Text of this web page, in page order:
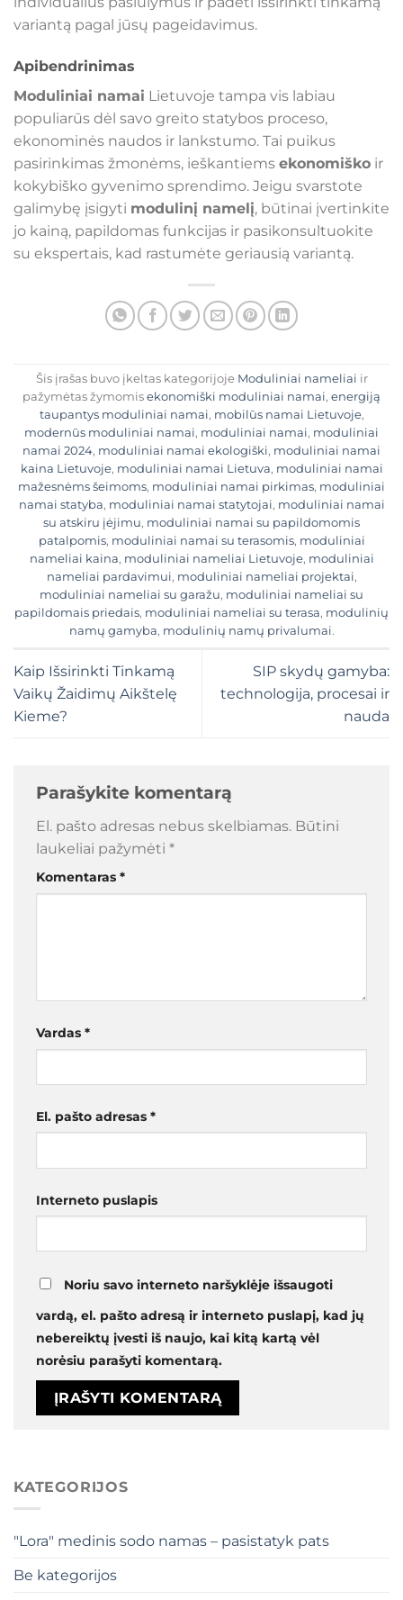
variantą pagal jūsų pageidavimus.
Apibendrinimas
Moduliniai namai Lietuvoje tampa vis labiau
populiarūs dėl savo greito statybos proceso,
ekonominės naudos ir lankstumo. Tai puikus
pasirinkimas žmonėms, ieškantiems ekonomiško ir
kokybiško gyvenimo sprendimo. Jeigu svarstote
galimybę įsigyti modulinį namelį, būtinai įvertinkite
jo kainą, papildomas funkcijas ir pasikonsultuokite
su ekspertais, kad rastumėte geriausią variantą.
Šis įrašas buvo įkeltas kategorijoje Moduliniai nameliai ir
pažymėtas žymomis ekonomiški moduliniai namai, energiją
taupantys moduliniai namai, mobilūs namai Lietuvoje,
modernūs moduliniai namai, moduliniai namai, moduliniai
namai 2024, moduliniai namai ekologiški, moduliniai namai
kaina Lietuvoje, moduliniai namai Lietuva, moduliniai namai
mažesnėms šeimoms, moduliniai namai pirkimas, moduliniai
namai statyba, moduliniai namai statytojai, moduliniai namai
su atskiru įėjimu, moduliniai namai su papildomomis
patalpomis, moduliniai namai su terasomis, moduliniai
nameliai kaina, moduliniai nameliai Lietuvoje, moduliniai
nameliai pardavimui, moduliniai nameliai projektai,
moduliniai nameliai su garažu, moduliniai nameliai su
papildomais priedais, moduliniai nameliai su terasa, modulinių
namų gamyba, modulinių namų privalumai.
Kaip Išsirinkti Tinkamą
Vaikų Žaidimų Aikštelę
Kieme?
SIP skydų gamyba:
technologija, procesai ir
nauda
Parašykite komentarą
El. pašto adresas nebus skelbiamas. Būtini
laukeliai pažymėti *
Komentaras *
Vardas *
El. pašto adresas *
Interneto puslapis
Noriu savo interneto naršyklėje išsaugoti
vardą, el. pašto adresą ir interneto puslapį, kad jų
nebereiktų įvesti iš naujo, kai kitą kartą vėl
norėsiu parašyti komentarą.
KATEGORIJOS
"Lora" medinis sodo namas – pasistatyk pats
Be kategorijos